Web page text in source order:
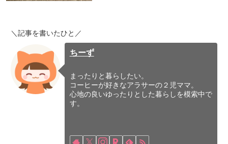
＼記事を書いたひと／
ちーず
まったりと暮らしたい。
コーヒーが好きなアラサーの２児ママ。
心地の良いゆったりとした暮らしを模索中で
す。